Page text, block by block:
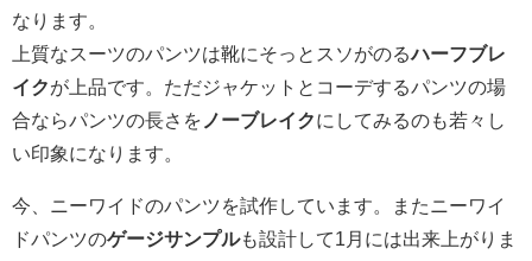
なります。
上質なスーツのパンツは靴にそっとスソがのるハーフブレ
イクが上品です。ただジャケットとコーデするパンツの場
合ならパンツの長さを ノーブレイクにしてみるのも若々し
い印象になります。
今、ニーワイドのパンツを試作しています。またニーワイ
ドパンツのゲージサンプルも設計して1月には出来上がりま